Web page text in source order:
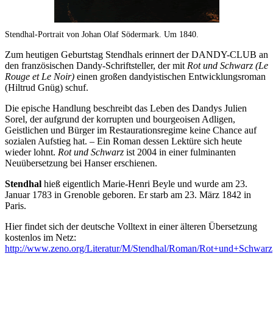
Stendhal-Portrait von Johan Olaf Södermark. Um 1840.
Zum heutigen Geburtstag Stendhals erinnert der DANDY-CLUB an
den französischen Dandy-Schriftsteller, der mit Rot und Schwarz (Le
Rouge et Le Noir) einen großen dandyistischen Entwicklungsroman
(Hiltrud Gnüg) schuf.
Die epische Handlung beschreibt das Leben des Dandys Julien
Sorel, der aufgrund der korrupten und bourgeoisen Adligen,
Geistlichen und Bürger im Restaurationsregime keine Chance auf
sozialen Aufstieg hat. – Ein Roman dessen Lektüre sich heute
wieder lohnt. Rot und Schwarz ist 2004 in einer fulminanten
Neuübersetzung bei Hanser erschienen.
Stendhal hieß eigentlich Marie-Henri Beyle und wurde am 23.
Januar 1783 in Grenoble geboren. Er starb am 23. März 1842 in
Paris.
Hier findet sich der deutsche Volltext in einer älteren Übersetzung
kostenlos im Netz:
http://www.zeno.org/Literatur/M/Stendhal/Roman/Rot+und+Schwarz